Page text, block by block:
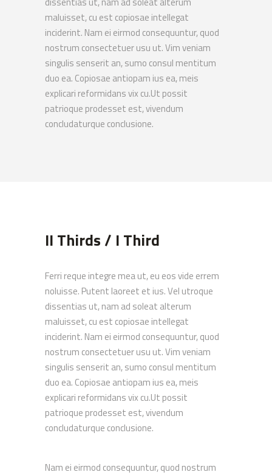
maluisset, cu est copiosae intellegat
inciderint. Nam ei eirmod consequuntur, quod
nostrum consectetuer usu ut. Vim veniam
singulis senserit an, sumo consul mentitum
duo ea. Copiosae antiopam ius ea, meis
explicari reformidans vix cu.Ut possit
patrioque prodesset est, vivendum
concludaturque conclusione.
II Thirds / I Third
Ferri reque integre mea ut, eu eos vide errem
noluisse. Putent laoreet et ius. Vel utroque
dissentias ut, nam ad soleat alterum
maluisset, cu est copiosae intellegat
inciderint. Nam ei eirmod consequuntur, quod
nostrum consectetuer usu ut. Vim veniam
singulis senserit an, sumo consul mentitum
duo ea. Copiosae antiopam ius ea, meis
explicari reformidans vix cu.Ut possit
patrioque prodesset est, vivendum
concludaturque conclusione.
Nam ei eirmod consequuntur, quod nostrum